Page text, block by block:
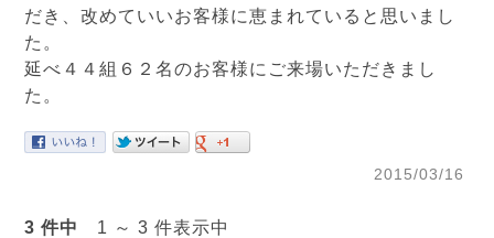
だき、改めていいお客様に恵まれていると思いまし
た。
延べ４４組６２名のお客様にご来場いただきまし
た。
2015/03/16
3 件中 1 ～ 3 件表示中